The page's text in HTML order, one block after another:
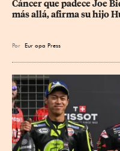
Cáncer que padece Joe
más allá, afirma su hijo
Por Eur opa Press